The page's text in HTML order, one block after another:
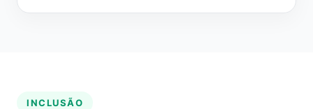
INCLUSÃO